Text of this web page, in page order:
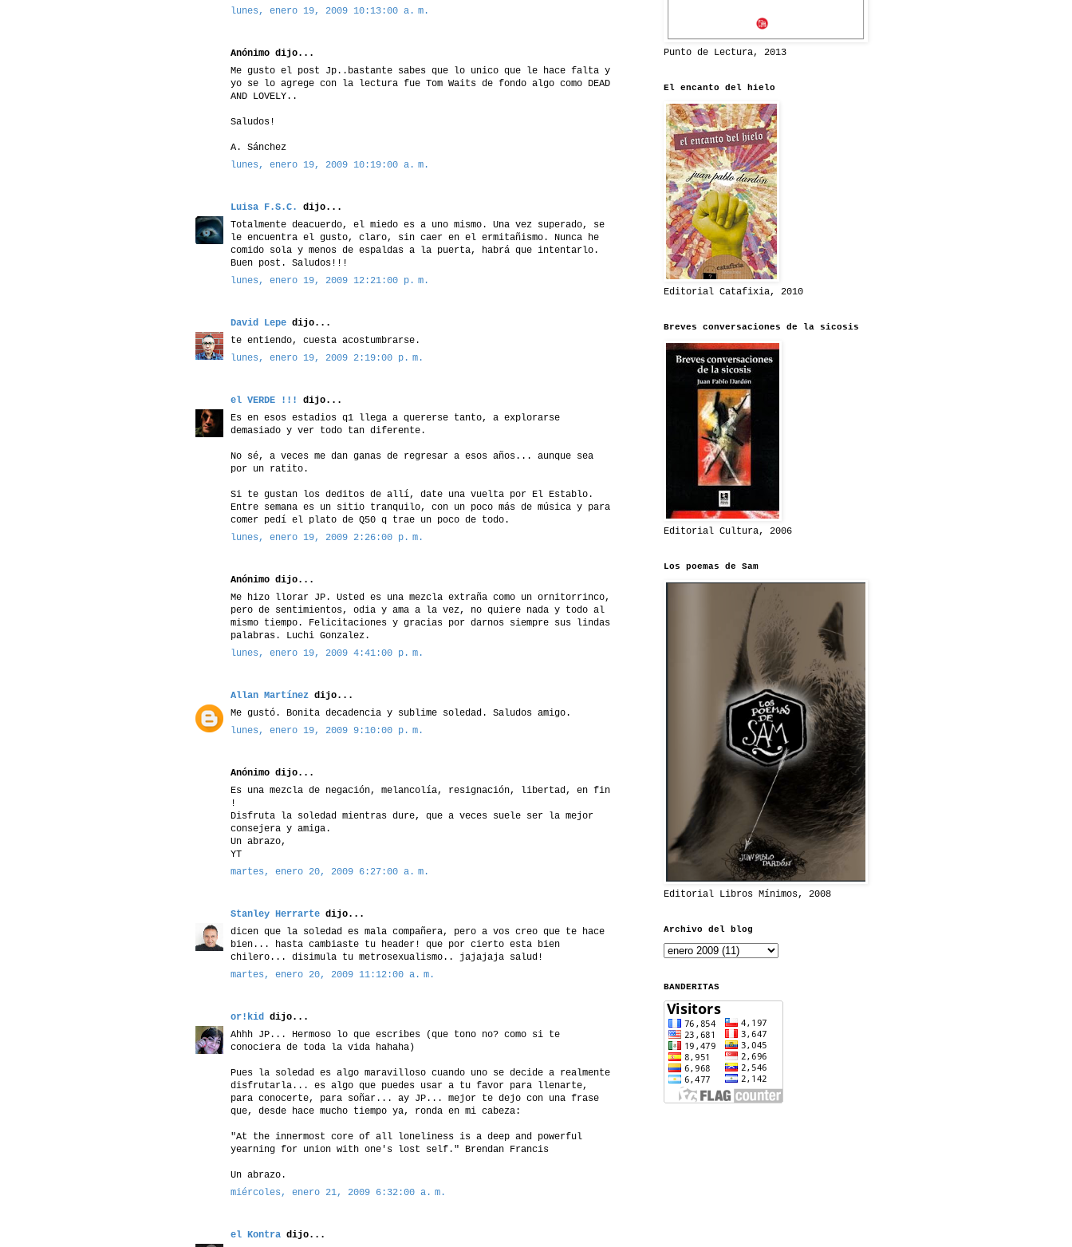
lunes, enero 19, 2009 10:13:00 a. m.
Anónimo dijo...
Me gusto el post Jp..bastante sabes que lo unico que le hace falta y
yo se lo agrege con la lectura fue Tom Waits de fondo algo como DEAD
AND LOVELY..
Saludos!
A. Sánchez
lunes, enero 19, 2009 10:19:00 a. m.
Luisa F.S.C.
dijo...
Totalmente deacuerdo, el miedo es a uno mismo. Una vez superado, se
le encuentra el gusto, claro, sin caer en el ermitañismo. Nunca he
comido sola y menos de espaldas a la puerta, habrá que intentarlo.
Buen post. Saludos!!!
lunes, enero 19, 2009 12:21:00 p. m.
David Lepe dijo...
te entiendo, cuesta acostumbrarse.
lunes, enero 19, 2009 2:19:00 p. m.
el VERDE !!!
dijo...
Es en esos estadios q1 llega a quererse tanto, a explorarse
demasiado y ver todo tan diferente.
No sé, a veces me dan ganas de regresar a esos años... aunque sea
por un ratito.
Si te gustan los deditos de allí, date una vuelta por El Establo.
Entre semana es un sitio tranquilo, con un poco más de música y para
comer pedí el plato de Q50 q trae un poco de todo.
lunes, enero 19, 2009 2:26:00 p. m.
Anónimo dijo...
Me hizo llorar JP. Usted es una mezcla extraña como un ornitorrinco,
pero de sentimientos, odia y ama a la vez, no quiere nada y todo al
mismo tiempo. Felicitaciones y gracias por darnos siempre sus lindas
palabras. Luchi Gonzalez.
lunes, enero 19, 2009 4:41:00 p. m.
Allan Martínez dijo...
Me gustó. Bonita decadencia y sublime soledad. Saludos amigo.
lunes, enero 19, 2009 9:10:00 p. m.
Anónimo dijo...
Es una mezcla de negación, melancolía, resignación, libertad, en fin
!
Disfruta la soledad mientras dure, que a veces suele ser la mejor
consejera y amiga.
Un abrazo,
YT
martes, enero 20, 2009 6:27:00 a. m.
Stanley Herrarte dijo...
dicen que la soledad es mala compañera, pero a vos creo que te hace
bien... hasta cambiaste tu header! que por cierto esta bien
chilero... disimula tu metrosexualismo.. jajajaja salud!
martes, enero 20, 2009 11:12:00 a. m.
or!kid
dijo...
Ahhh JP... Hermoso lo que escribes (que tono no? como si te
conociera de toda la vida hahaha)
Pues la soledad es algo maravilloso cuando uno se decide a realmente
disfrutarla... es algo que puedes usar a tu favor para llenarte,
para conocerte, para soñar... ay JP... mejor te dejo con una frase
que, desde hace mucho tiempo ya, ronda en mi cabeza:
"At the innermost core of all loneliness is a deep and powerful
yearning for union with one's lost self." Brendan Francis
Un abrazo.
miércoles, enero 21, 2009 6:32:00 a. m.
el Kontra dijo...
Punto de Lectura, 2013
El encanto del hielo
Editorial Catafixia, 2010
Breves conversaciones de la sicosis
Editorial Cultura, 2006
Los poemas de Sam
Editorial Libros Mínimos, 2008
Archivo del blog
BANDERITAS